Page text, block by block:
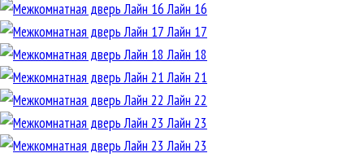
Лайн 16
Лайн 17
Лайн 18
Лайн 21
Лайн 22
Лайн 23
Лайн 23